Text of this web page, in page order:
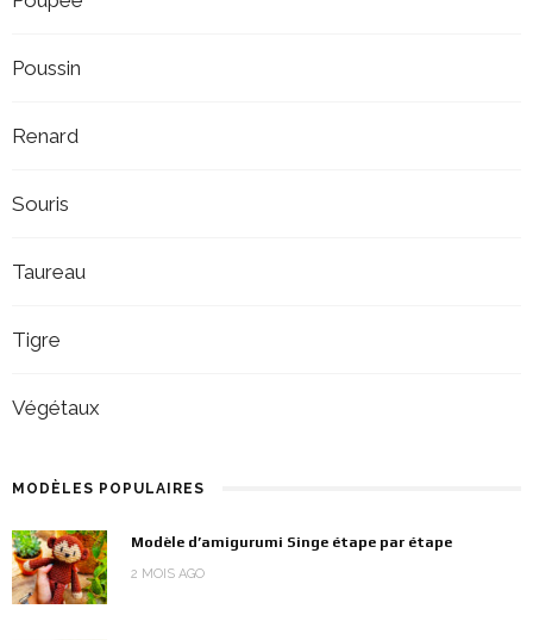
Poussin
Renard
Souris
Taureau
Tigre
Végétaux
MODÈLES POPULAIRES
Modèle d’amigurumi Singe étape par étape
2 MOIS AGO